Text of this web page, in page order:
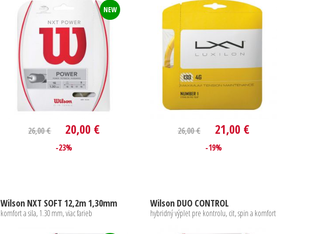
NEW
26,00 € 20,00 €
-23%
26,00 € 21,00 €
-19%
Wilson NXT SOFT 12,2m 1,30mm
komfort a sila, 1.30 mm, viac farieb
Wilson DUO CONTROL
hybridný výplet pre kontrolu, cit, spin a komfort